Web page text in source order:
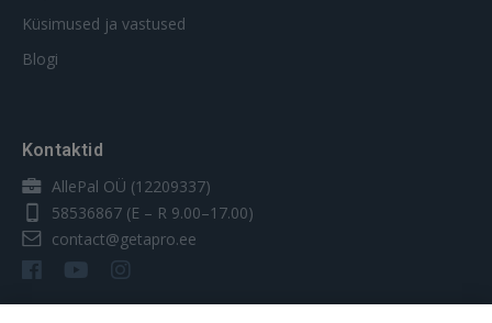
Küsimused ja vastused
Blogi
Kontaktid
AllePal OÜ (12209337)
58536867 (E – R 9.00–17.00)
contact@getapro.ee